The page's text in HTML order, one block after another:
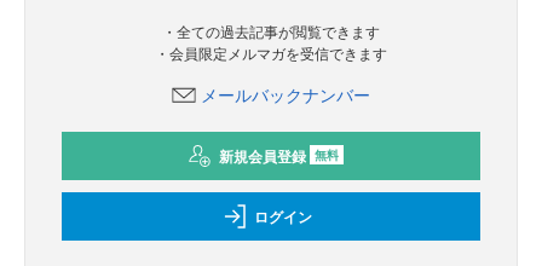
・全ての過去記事が閲覧できます
・会員限定メルマガを受信できます
メールバックナンバー
新規会員登録 無料
ログイン